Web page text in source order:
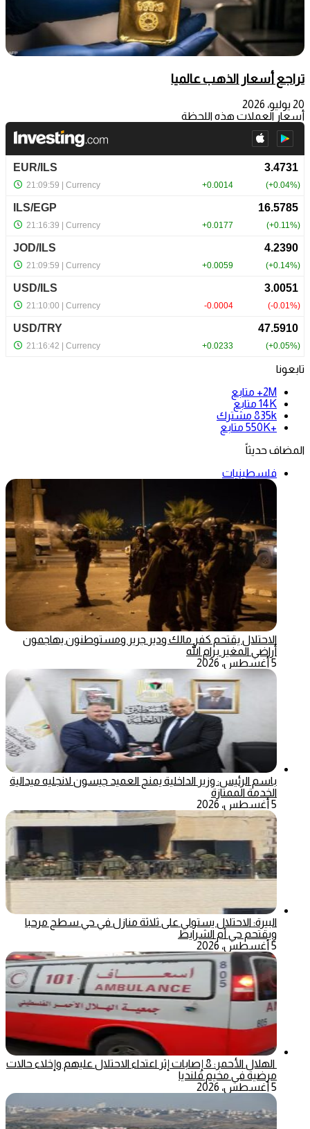
تراجع أسعار الذهب عالميا
20 يوليو، 2026
أسعار العملات هذه اللحظة
تابعونا
2M+
متابع
14K متابع
835k مشترك
+550K
متابع
المضاف حديثاً
فلسطينيات
الاحتلال يقتحم كفر مالك ودير جرير ومستوطنون يهاجمون
أراضي المغير برام الله
5 أغسطس، 2026
باسم الرئيس: وزير الداخلية يمنح العميد جيسون لانجليه ميدالية
الخدمة الممتازة
5 أغسطس، 2026
البيرة: الاحتلال يستولي على ثلاثة منازل في حي سطح مرحبا
ويقتحم حي أم الشرايط
5 أغسطس، 2026
الهلال الأحمر: 8 إصابات إثر اعتداء الاحتلال عليهم وإخلاء حالات
مرضية في مخيم قلنديا
5 أغسطس، 2026